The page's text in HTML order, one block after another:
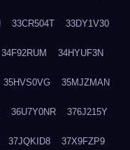
33CR504T 33DY1V30
34F92RUM 34HYUF3N
35HVS0VG 35MJZMAN
36U7Y0NR 376J215Y
37JQKID8 37X9FZP9